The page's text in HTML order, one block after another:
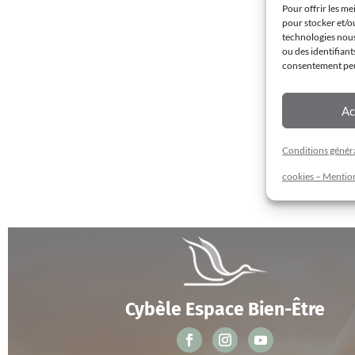
Pour offrir les
pour stocker et/
technologies
ou des
consentement
Conditions
cookies –
Cybèle Espace Bien-Être